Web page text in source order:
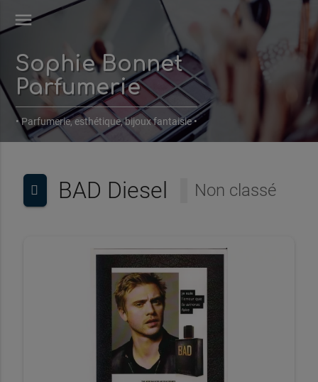
menu
Sophie Bonnet
Parfumerie
• Parfumerie, esthétique, bijoux fantaisie •
BAD Diesel Non classé